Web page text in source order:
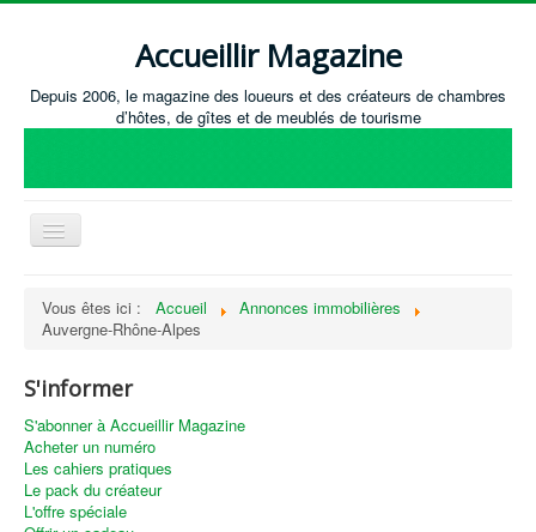
Accueillir Magazine
Depuis 2006, le magazine des loueurs et des créateurs de chambres
d’hôtes, de gîtes et de meublés de tourisme
Basculer
Créer / Ouvrir
Annonces immobilières
Recevoir les annonces immobilières / Nous contacter
Vous êtes ici : Accueil
Annonces immobilières
Auvergne-Rhône-Alpes
S'informer
S'abonner à Accueillir Magazine
Acheter un numéro
Les cahiers pratiques
Le pack du créateur
L'offre spéciale